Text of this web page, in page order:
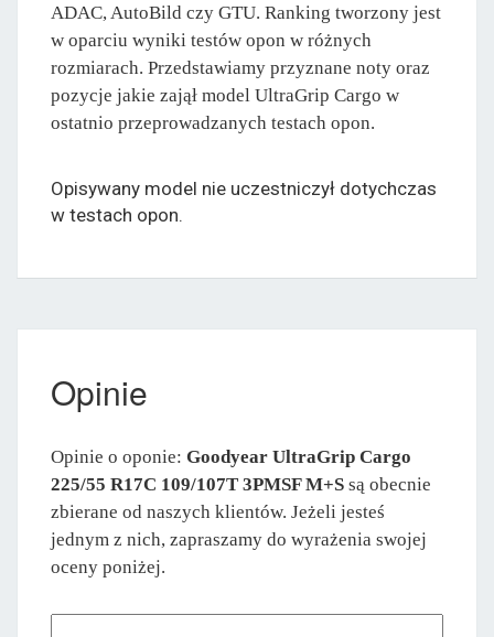
ADAC, AutoBild czy GTU. Ranking tworzony jest
w oparciu wyniki testów opon w różnych
rozmiarach. Przedstawiamy przyznane noty oraz
pozycje jakie zajął model UltraGrip Cargo w
ostatnio przeprowadzanych testach opon.
Opisywany model nie uczestniczył dotychczas
w testach opon.
Opinie
Opinie o oponie: Goodyear UltraGrip Cargo
225/55 R17C 109/107T 3PMSF M+S są obecnie
zbierane od naszych klientów. Jeżeli jesteś
jednym z nich, zapraszamy do wyrażenia swojej
oceny poniżej.